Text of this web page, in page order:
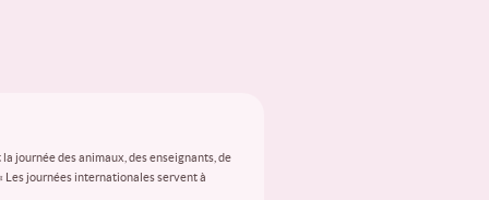
journée des animaux, des enseignants, de
Les journées internationales servent à